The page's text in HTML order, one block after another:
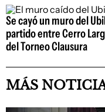
Se cayó un muro del
partido entre Cerro
del Torneo Clausura
MÁS